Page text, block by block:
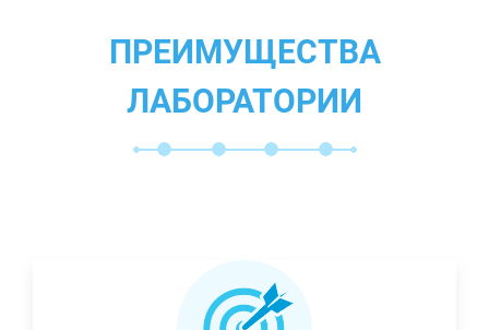
ПРЕИМУЩЕСТВА
ЛАБОРАТОРИИ